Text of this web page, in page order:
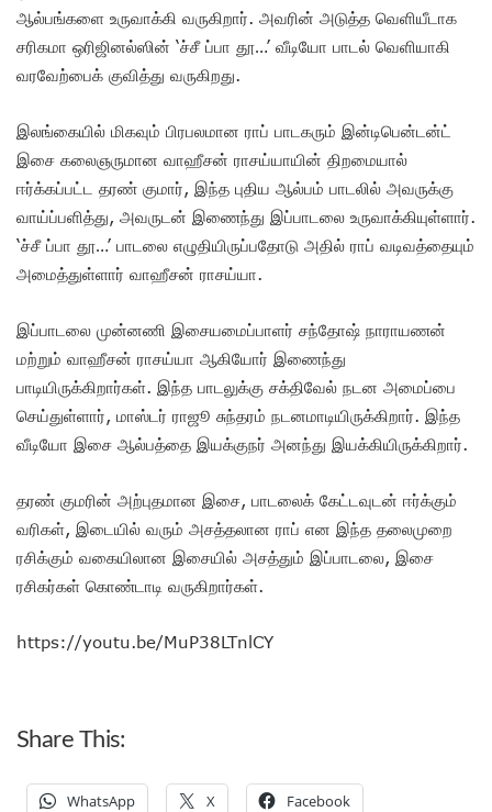
ஆல்பங்களை உருவாக்கி வருகிறார். அவரின் அடுத்த வெளியீடாக
சரிகமா ஒரிஜினல்ஸின் ‘ச்சீ ப்பா தூ…’ வீடியோ பாடல் வெளியாகி
வரவேற்பைக் குவித்து வருகிறது.
இலங்கையில் மிகவும் பிரபலமான ராப் பாடகரும் இன்டிபென்டன்ட்
இசை கலைஞருமான வாஹீசன் ராசய்யாயின் திறமையால்
ஈர்க்கப்பட்ட தரண் குமார், இந்த புதிய ஆல்பம் பாடலில் அவருக்கு
வாய்ப்பளித்து, அவருடன் இணைந்து இப்பாடலை உருவாக்கியுள்ளார்.
‘ச்சீ ப்பா தூ…’ பாடலை எழுதியிருப்பதோடு அதில் ராப் வடிவத்தையும்
அமைத்துள்ளார் வாஹீசன் ராசய்யா.
இப்பாடலை முன்னணி இசையமைப்பாளர் சந்தோஷ் நாராயணன்
மற்றும் வாஹீசன் ராசய்யா ஆகியோர் இணைந்து
பாடியிருக்கிறார்கள். இந்த பாடலுக்கு சக்திவேல் நடன அமைப்பை
செய்துள்ளார், மாஸ்டர் ராஜூ சுந்தரம் நடனமாடியிருக்கிறார். இந்த
வீடியோ இசை ஆல்பத்தை இயக்குநர் அனந்து இயக்கியிருக்கிறார்.
தரண் குமரின் அற்புதமான இசை, பாடலைக் கேட்டவுடன் ஈர்க்கும்
வரிகள், இடையில் வரும் அசத்தலான ராப் என இந்த தலைமுறை
ரசிக்கும் வகையிலான இசையில் அசத்தும் இப்பாடலை, இசை
ரசிகர்கள் கொண்டாடி வருகிறார்கள்.
https://youtu.be/MuP38LTnlCY
Share This:
WhatsApp X Facebook